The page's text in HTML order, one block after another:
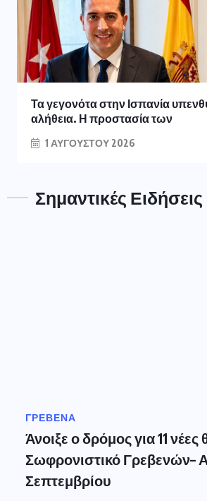
Τα γεγονότα στην Ισπανία
αλήθεια. Η προστασία των
1 ΑΥΓΟΎΣΤΟΥ 2026
Σημαντικές Ειδήσεις
ΓΡΕΒΕΝΑ
Άνοιξε ο δρόμος για 11 νέες
Σωφρονιστικό Γρεβενών–
Σεπτεμβρίου